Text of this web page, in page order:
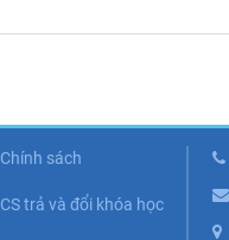
Chính sách
CS trả và đổi khóa học